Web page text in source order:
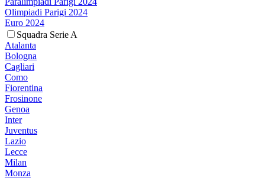
Olimpiadi Parigi 2024
Euro 2024
Squadra Serie A
Atalanta
Bologna
Cagliari
Como
Fiorentina
Frosinone
Genoa
Inter
Juventus
Lazio
Lecce
Milan
Monza